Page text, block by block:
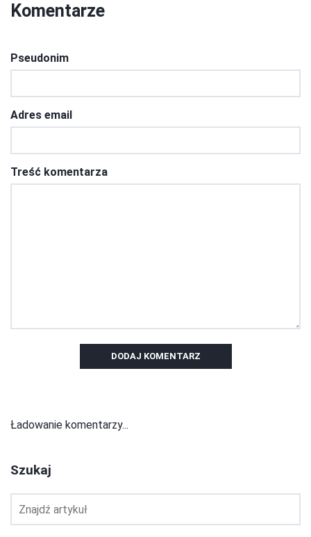
Komentarze
Pseudonim
Adres email
Treść komentarza
DODAJ KOMENTARZ
Ładowanie komentarzy...
Szukaj